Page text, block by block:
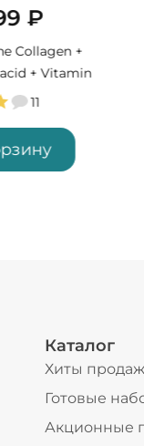
₽
Collagen +
+ Vitamin
порций)
11
Каталог
Хиты продаж
Готовые
Акционные